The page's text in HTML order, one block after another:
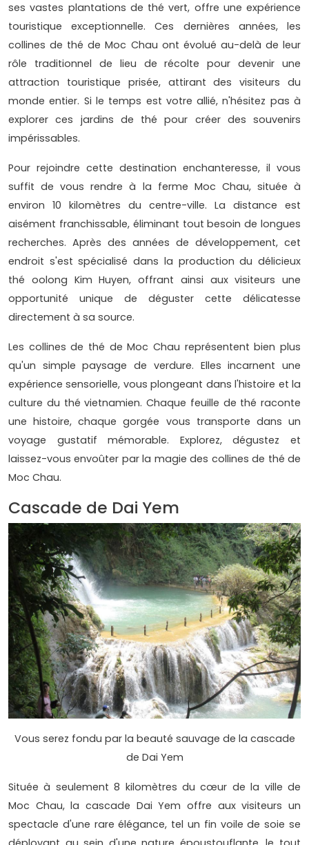
ses vastes plantations de thé vert, offre une expérience
touristique exceptionnelle. Ces dernières années, les
collines de thé de Moc Chau ont évolué au-delà de leur
rôle traditionnel de lieu de récolte pour devenir une
attraction touristique prisée, attirant des visiteurs du
monde entier. Si le temps est votre allié, n'hésitez pas à
explorer ces jardins de thé pour créer des souvenirs
impérissables.
Pour rejoindre cette destination enchanteresse, il vous
suffit de vous rendre à la ferme Moc Chau, située à
environ 10 kilomètres du centre-ville. La distance est
aisément franchissable, éliminant tout besoin de longues
recherches. Après des années de développement, cet
endroit s'est spécialisé dans la production du délicieux
thé oolong Kim Huyen, offrant ainsi aux visiteurs une
opportunité unique de déguster cette délicatesse
directement à sa source.
Les collines de thé de Moc Chau représentent bien plus
qu'un simple paysage de verdure. Elles incarnent une
expérience sensorielle, vous plongeant dans l'histoire et la
culture du thé vietnamien. Chaque feuille de thé raconte
une histoire, chaque gorgée vous transporte dans un
voyage gustatif mémorable. Explorez, dégustez et
laissez-vous envoûter par la magie des collines de thé de
Moc Chau.
Cascade de Dai Yem
Vous serez fondu par la beauté sauvage de la cascade
de Dai Yem
Située à seulement 8 kilomètres du cœur de la ville de
Moc Chau, la cascade Dai Yem offre aux visiteurs un
spectacle d'une rare élégance, tel un fin voile de soie se